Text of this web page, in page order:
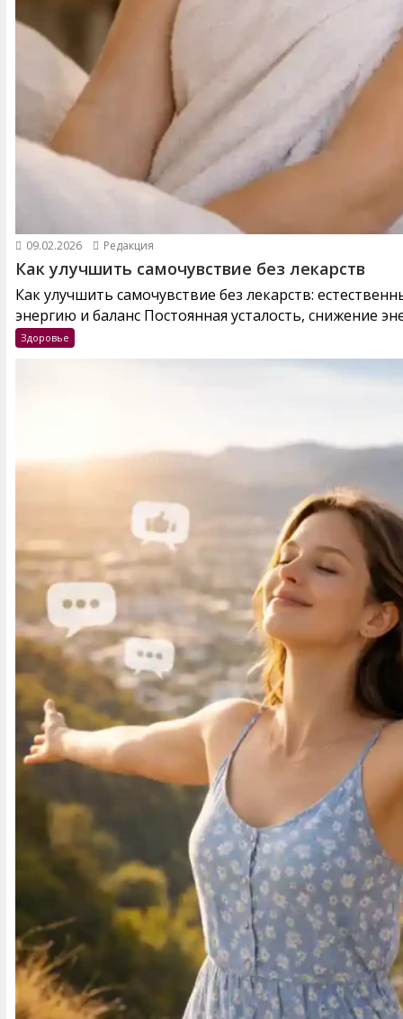
09.02.2026 Редакция
Как улучшить самочувствие без лекарств
Как улучшить самочувствие без лекарств:
энергию и баланс Постоянная усталость, снижение
Здоровье